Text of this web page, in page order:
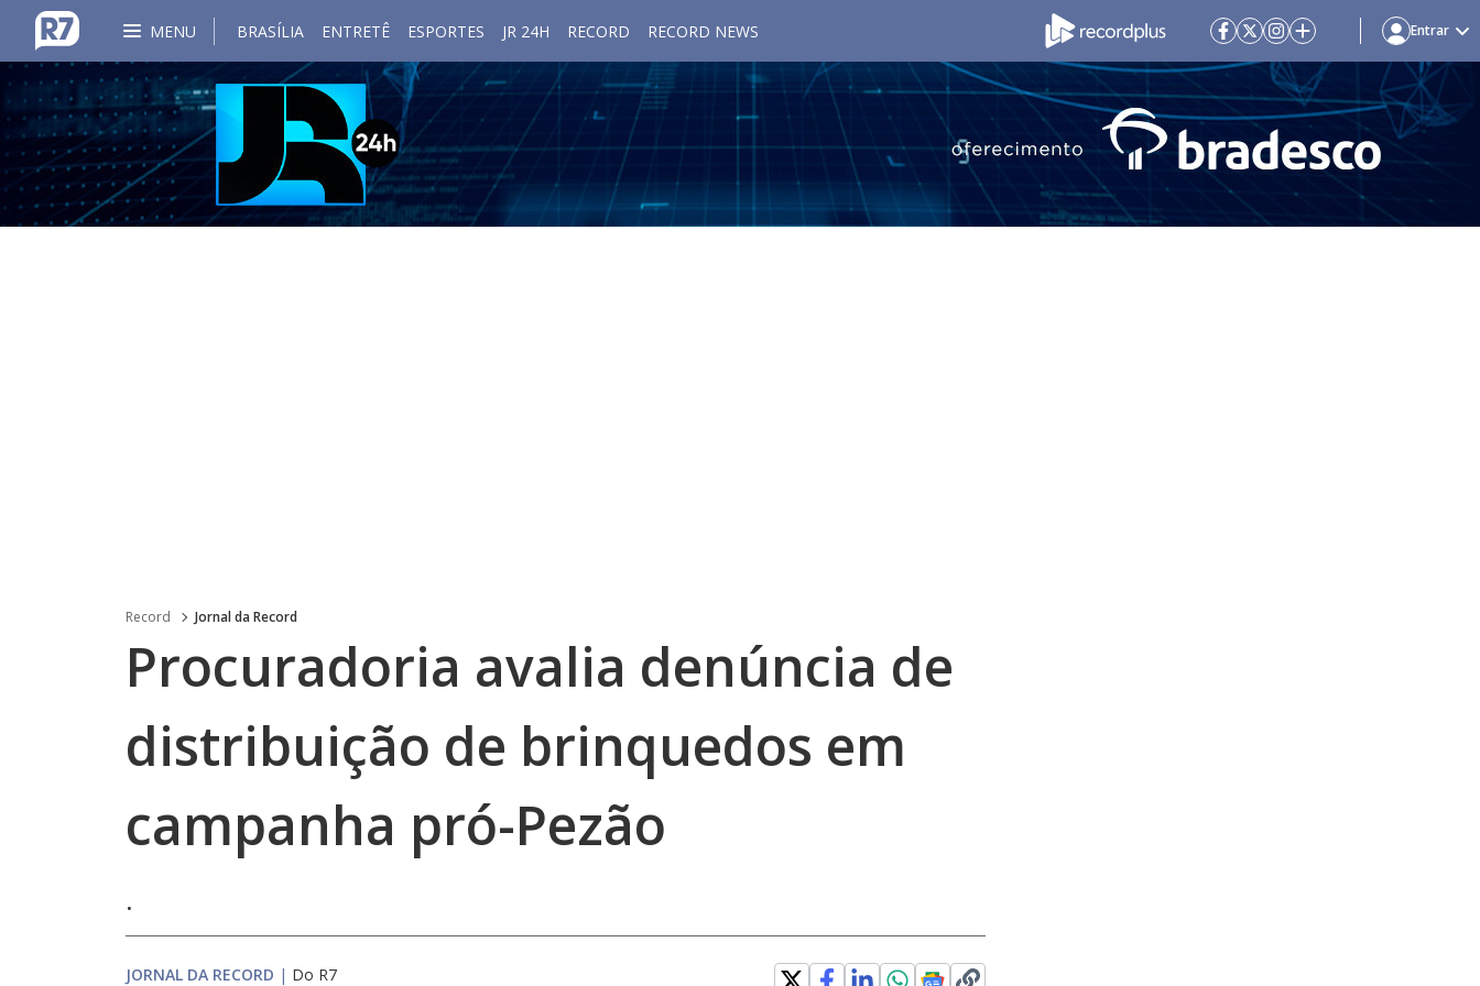
MENU BRASÍLIA ENTRETÊ ESPORTES JR 24H RECORD RECORD NEWS Entrar
Record Jornal da Record
Procuradoria avalia denúncia de
distribuição de brinquedos em
campanha pró-Pezão
.
JORNAL DA RECORD | Do R7